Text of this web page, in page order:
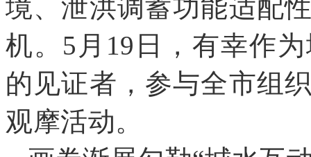
境、泄洪调蓄功能适配
机。 5月19日 ，有幸作
的见证者 ， 参与全市组
观摩活动。